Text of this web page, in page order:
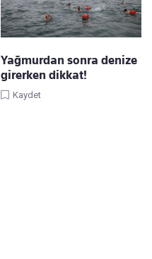
Yağmurdan sonra denize
girerken dikkat!
Kaydet